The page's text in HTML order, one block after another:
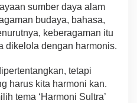
sumber daya alam
budaya, bahasa,
keberagaman itu
dikelola dengan harmonis.
tetapi
harus kita harmoni kan.
tema ‘Harmoni Sultra’